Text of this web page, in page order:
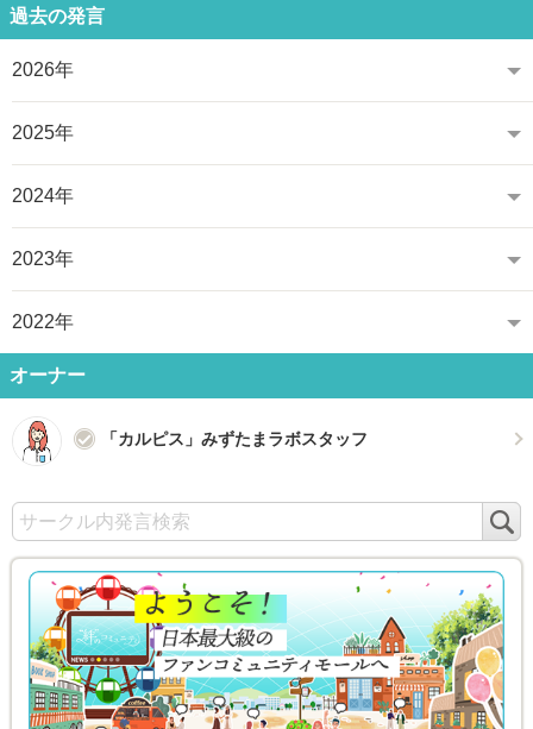
過去の発言
2026年
2025年
2024年
2023年
2022年
オーナー
「カルピス」みずたまラボスタッフ